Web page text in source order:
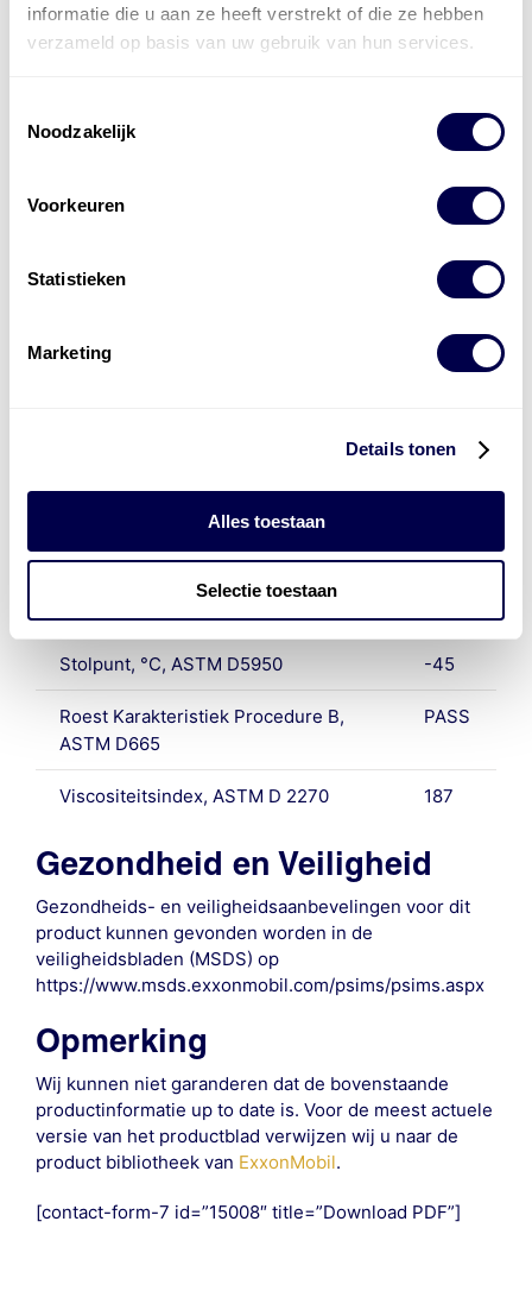
informatie die u aan ze heeft verstrekt of die ze hebben
verzameld op basis van uw gebruik van hun services.
Noodzakelijk
Voorkeuren
Statistieken
Marketing
Details tonen
Alles toestaan
Selectie toestaan
Vlampunt, Cleveland Open Cup, °C,
ASTM D92
256
ASTM D892
ASTM D892
>10
FZG Micropitting, GFT-Class, Rating,
High
mm2/s, ASTM D445
Kinematische viscositeit bij 40 C,
Stolpunt, °C, ASTM D5950 -45
Roest Karakteristiek Procedure B,
ASTM D665
PASS
Viscositeitsindex, ASTM D 2270 187
Gezondheid en Veiligheid
Gezondheids- en veiligheidsaanbevelingen voor dit
product kunnen gevonden worden in de
veiligheidsbladen (MSDS) op
https://www.msds.exxonmobil.com/psims/psims.aspx
Opmerking
Wij kunnen niet garanderen dat de bovenstaande
productinformatie up to date is. Voor de meest actuele
versie van het productblad verwijzen wij u naar de
product bibliotheek van ExxonMobil.
[contact-form-7 id=”15008″ title=”Download PDF”]